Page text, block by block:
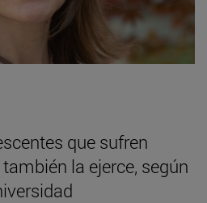
que sufren
la ejerce, según